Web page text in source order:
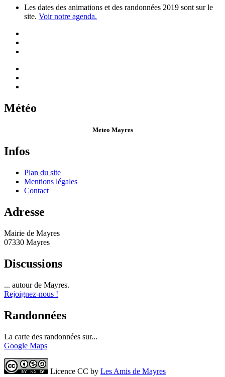
Les dates des animations et des randonnées 2019 sont sur le
site. Voir notre agenda.
Météo
Meteo Mayres
Infos
Plan du site
Mentions légales
Contact
Adresse
Mairie de Mayres
07330 Mayres
Discussions
... autour de Mayres.
Rejoignez-nous !
Randonnées
La carte des randonnées sur...
Google Maps
Licence CC by Les Amis de Mayres